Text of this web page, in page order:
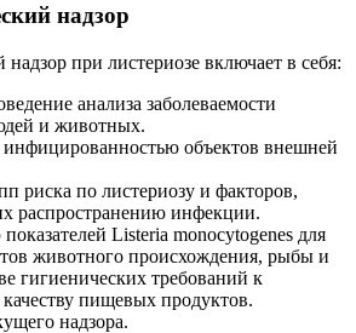
надзор
при листериозе включает в себя:
анализа заболеваемости
и животных.
объектов внешней
риска по листериозу и факторов,
распространению инфекции.
Listeria monocytogenes для
животного происхождения, рыбы и
гигиенических требований к
качеству пищевых продуктов.
надзора.